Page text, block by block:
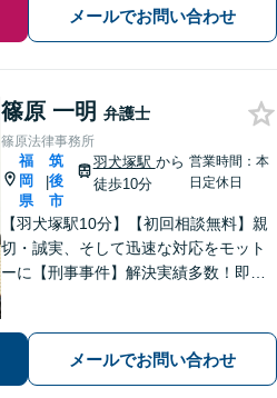
メールでお問い合わせ
篠原 一明 弁護士
篠原法律事務所
福
岡
県
|
筑
後
市
羽犬塚駅 から
徒歩10分
営業時間：本
日定休日
【羽犬塚駅10分】【初回相談無料】親
切・誠実、そして迅速な対応をモット
ーに【刑事事件】解決実績多数！即時
選択肢と法的権利を明確にし、納得の
いく決断ができるよう支援いたします
メールでお問い合わせ